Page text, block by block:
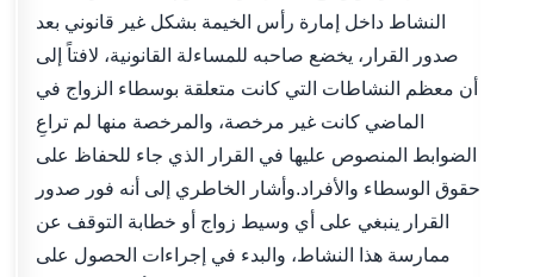
النشاط داخل إمارة رأس الخيمة بشكل غير قانوني بعد
صدور القرار، يخضع صاحبه للمساءلة القانونية، لافتاً إلى
أن معظم النشاطات التي كانت متعلقة بوسطاء الزواج في
الماضي كانت غير مرخصة، والمرخصة منها لم تراعِ
الضوابط المنصوص عليها في القرار الذي جاء للحفاظ على
حقوق الوسطاء والأفراد.وأشار الخاطري إلى أنه فور صدور
القرار ينبغي على أي وسيط زواج أو خطابة التوقف عن
ممارسة هذا النشاط، والبدء في إجراءات الحصول على